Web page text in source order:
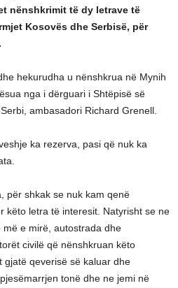
nënshkrimit të dy letrave të
Kosovës dhe Serbisë, për
hekurudha u nënshkrua në Mynih
nga i dërguari i Shtëpisë së
ambasadori Richard Grenell.
ka rezerva, pasi që nuk ka
për shkak se nuk kam qenë
këto letra të interesit. Natyrisht se ne
e mirë, autostrada dhe
civilë që nënshkruan këto
gjatë qeverisë së kaluar dhe
tonë dhe ne jemi në